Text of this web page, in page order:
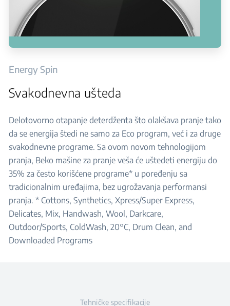
Energy Spin
Svakodnevna ušteda
Delotovorno otapanje deterdženta što olakšava pranje tako
da se energija štedi ne samo za Eco program, već i za druge
svakodnevne programe. Sa ovom novom tehnologijom
pranja, Beko mašine za pranje veša će uštedeti energiju do
35% za često korišćene programe* u poređenju sa
tradicionalnim uređajima, bez ugrožavanja performansi
pranja. * Cottons, Synthetics, Xpress/Super Express,
Delicates, Mix, Handwash, Wool, Darkcare,
Outdoor/Sports, ColdWash, 20°C, Drum Clean, and
Downloaded Programs
Tehničke specifikacije